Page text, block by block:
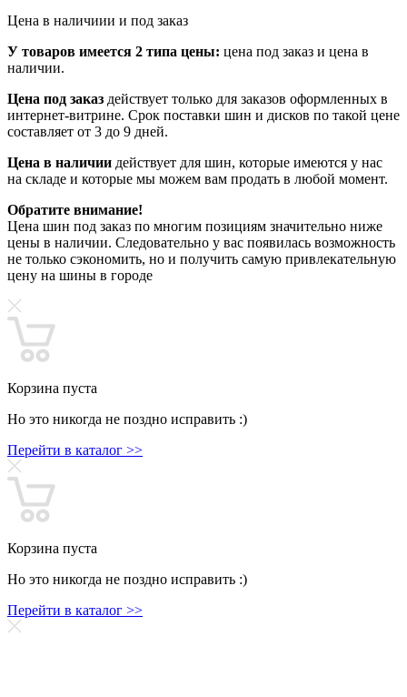
Цена в наличиии и под заказ
У товаров имеется 2 типа цены: цена под заказ и цена в
наличии.
Цена под заказ действует только для заказов оформленных в
интернет-витрине. Срок поставки шин и дисков по такой цене
составляет от 3 до 9 дней.
Цена в наличии действует для шин, которые имеются у нас
на складе и которые мы можем вам продать в любой момент.
Обратите внимание!
Цена шин под заказ по многим позициям значительно ниже
цены в наличии. Следовательно у вас появилась возможность
не только сэкономить, но и получить самую привлекательную
цену на шины в городе
Корзина пуста
Но это никогда не поздно исправить :)
Перейти в каталог >>
Корзина пуста
Но это никогда не поздно исправить :)
Перейти в каталог >>